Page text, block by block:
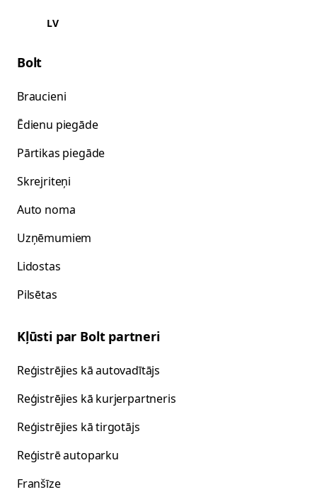
LV
Bolt
Braucieni
Ēdienu piegāde
Pārtikas piegāde
Skrejriteņi
Auto noma
Uzņēmumiem
Lidostas
Pilsētas
Kļūsti par Bolt partneri
Reģistrējies kā autovadītājs
Reģistrējies kā kurjerpartneris
Reģistrējies kā tirgotājs
Reģistrē autoparku
Franšīze